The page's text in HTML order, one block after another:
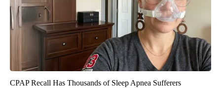
CPAP Recall Has Thousands of Sleep Apnea Sufferers